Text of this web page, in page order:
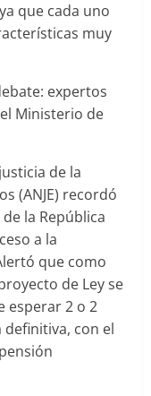
que cada uno
muy
expertos
Ministerio de
de la
(ANJE) recordó
la República
a la
que como
de Ley se
esperar 2 o 2
con el